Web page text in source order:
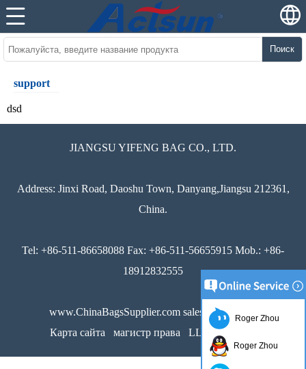
Поиск
support
dsd
JIANGSU YIFENG BAG CO., LTD.
Address: Jinxi Road, Daoshu Town, Danyang,Jiangsu 212361,
China.
Tel: +86-511-86658088 Fax: +86-511-56655915 Mob.: +86-
18912832555
www.ChinaBagsSupplier.com sales@actsun.net
Карта сайта
магистр права LLms Полный
Roger Zhou
Roger Zhou